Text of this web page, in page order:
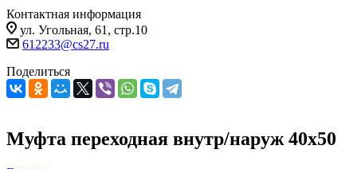
Контактная информация
ул. Угольная, 61, стр.10
612233@cs27.ru
Поделиться
Муфта переходная внутр/наруж 40х50